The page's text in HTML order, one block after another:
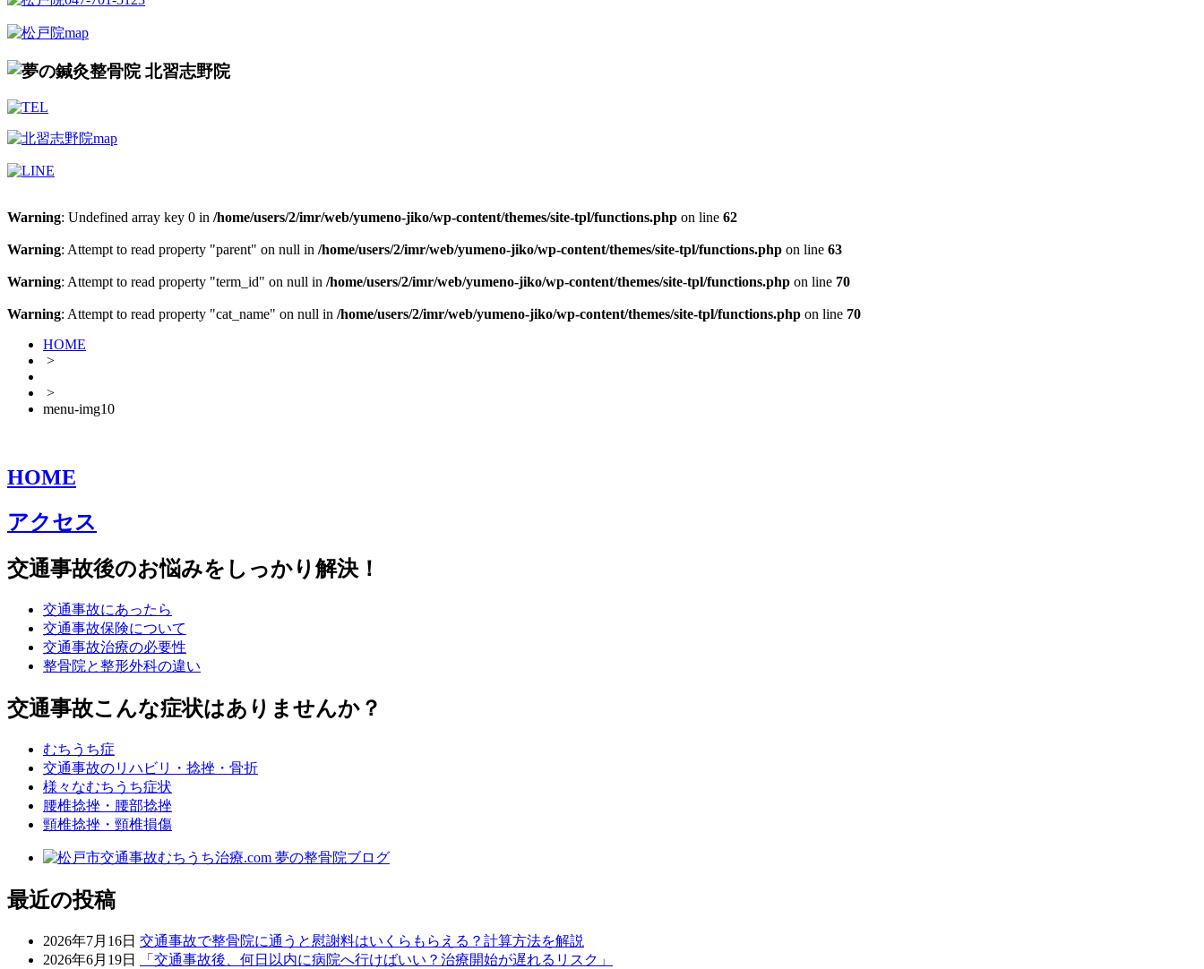
Warning: Undefined array key 0 in /home/users/2/imr/web/yumeno-jiko/wp-content/themes/site-tpl/functions.php on line 62
Warning: Attempt to read property "parent" on null in /home/users/2/imr/web/yumeno-jiko/wp-content/themes/site-tpl/functions.php on line 63
Warning: Attempt to read property "term_id" on null in /home/users/2/imr/web/yumeno-jiko/wp-content/themes/site-tpl/functions.php on line 70
Warning: Attempt to read property "cat_name" on null in /home/users/2/imr/web/yumeno-jiko/wp-content/themes/site-tpl/functions.php on line 70
HOME
>
>
menu-img10
HOME
アクセス
交通事故後のお悩みをしっかり解決！
交通事故にあったら
交通事故保険について
交通事故治療の必要性
整骨院と整形外科の違い
交通事故こんな症状はありませんか？
むちうち症
交通事故のリハビリ・捻挫・骨折
様々なむちうち症状
腰椎捻挫・腰部捻挫
頸椎捻挫・頸椎損傷
最近の投稿
2026年7月16日 交通事故で整骨院に通うと慰謝料はいくらもらえる？計算方法を解説
2026年6月19日
「交通事故後、何日以内に病院へ行けばいい？治療開始が遅れるリスク」